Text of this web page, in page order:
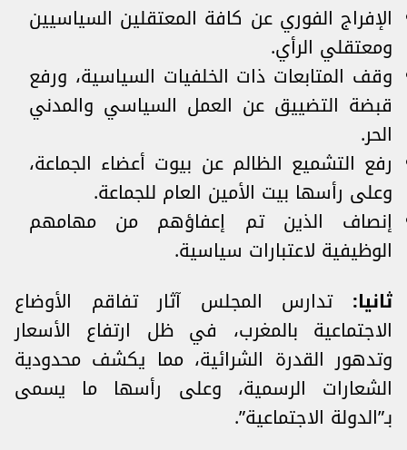
الإفراج الفوري عن كافة المعتقلين السياسيين
ومعتقلي الرأي.
وقف المتابعات ذات الخلفيات السياسية، ورفع
قبضة التضييق عن العمل السياسي والمدني
الحر.
رفع التشميع الظالم عن بيوت أعضاء الجماعة،
وعلى رأسها بيت الأمين العام للجماعة.
إنصاف الذين تم إعفاؤهم من مهامهم
الوظيفية لاعتبارات سياسية.
ثانيا: تدارس المجلس آثار تفاقم الأوضاع
الاجتماعية بالمغرب، في ظل ارتفاع الأسعار
وتدهور القدرة الشرائية، مما يكشف محدودية
الشعارات الرسمية، وعلى رأسها ما يسمى
بـ”الدولة الاجتماعية”.